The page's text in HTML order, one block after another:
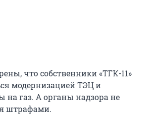
что собственники «ТГК-11»
модернизацией ТЭЦ и
на газ. А органы надзора не
штрафами.